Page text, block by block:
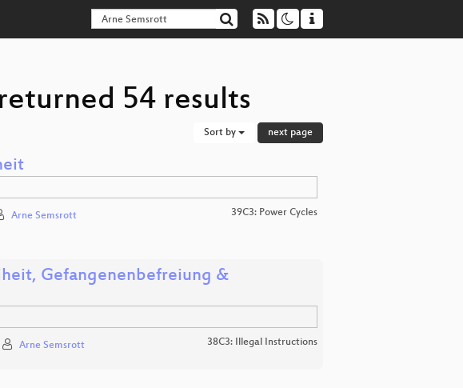
54 results
Sort by next page
Arne Semsrott 39C3: Power Cycles
Gefangenenbefreiung &
Arne Semsrott 38C3: Illegal Instructions